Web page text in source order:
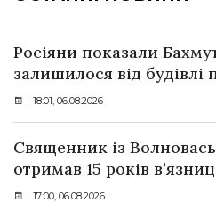
Росіяни показали
залишилося від будівлі
18:01, 06.08.2026
Священник із
отримав 15 років
17:00, 06.08.2026